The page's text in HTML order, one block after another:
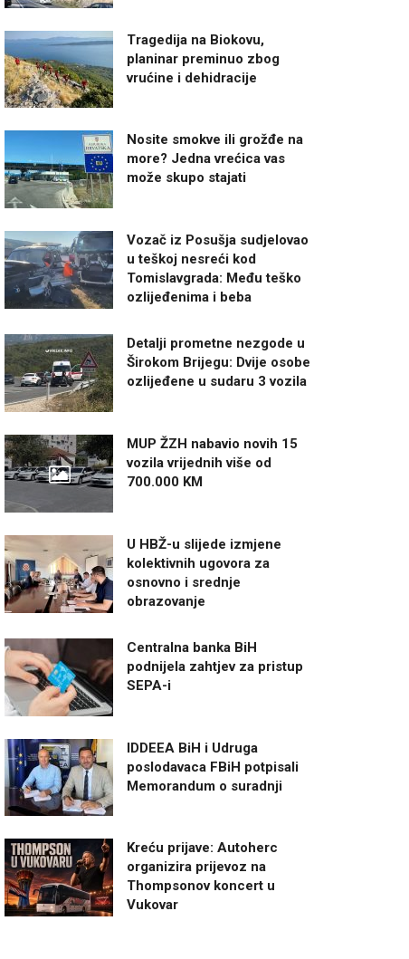
Tragedija na Biokovu,
planinar preminuo zbog
vrućine i dehidracije
Nosite smokve ili grožđe na
more? Jedna vrećica vas
može skupo stajati
Vozač iz Posušja sudjelovao
u teškoj nesreći kod
Tomislavgrada: Među teško
ozlijeđenima i beba
Detalji prometne nezgode u
Širokom Brijegu: Dvije osobe
ozlijeđene u sudaru 3 vozila
MUP ŽZH nabavio novih 15
vozila vrijednih više od
700.000 KM
U HBŽ-u slijede izmjene
kolektivnih ugovora za
osnovno i srednje
obrazovanje
Centralna banka BiH
podnijela zahtjev za pristup
SEPA-i
IDDEEA BiH i Udruga
poslodavaca FBiH potpisali
Memorandum o suradnji
Kreću prijave: Autoherc
organizira prijevoz na
Thompsonov koncert u
Vukovar